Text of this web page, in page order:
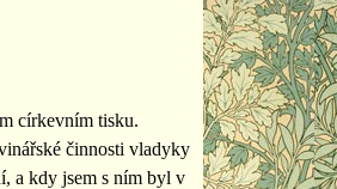
církevním tisku.
činnosti vladyky
a kdy jsem s ním byl v